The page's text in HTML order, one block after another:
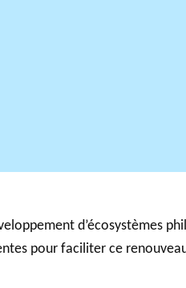
d’écosystèmes
pour faciliter ce